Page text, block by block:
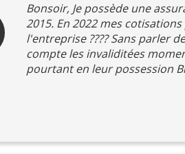
Bonsoir, Je possède une
2015. En 2022 mes
l'entreprise ???? Sans parler
compte les invaliditées
pourtant en leur possession